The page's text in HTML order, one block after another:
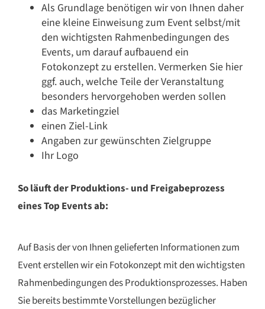
Als Grundlage benötigen wir von Ihnen daher
eine kleine Einweisung zum Event selbst/mit
den wichtigsten Rahmenbedingungen des
Events, um darauf aufbauend ein
Fotokonzept zu erstellen. Vermerken Sie hier
ggf. auch, welche Teile der Veranstaltung
besonders hervorgehoben werden sollen
das Marketingziel
einen Ziel-Link
Angaben zur gewünschten Zielgruppe
Ihr Logo
So läuft der Produktions- und Freigabeprozess
eines Top Events ab:
Auf Basis der von Ihnen gelieferten Informationen zum
Event erstellen wir ein Fotokonzept mit den wichtigsten
Rahmenbedingungen des Produktionsprozesses. Haben
Sie bereits bestimmte Vorstellungen bezüglicher